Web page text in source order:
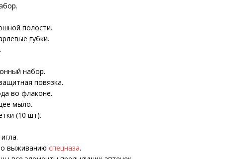
полости.
губки.
набор.
повязка.
во флаконе.
мыло.
(10 шт).
выживанию спецназа.